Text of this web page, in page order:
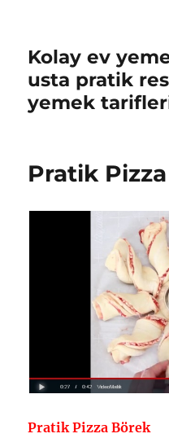
Kolay ev
usta pratik
yemek
Pratik
Pratik Pizza Börek